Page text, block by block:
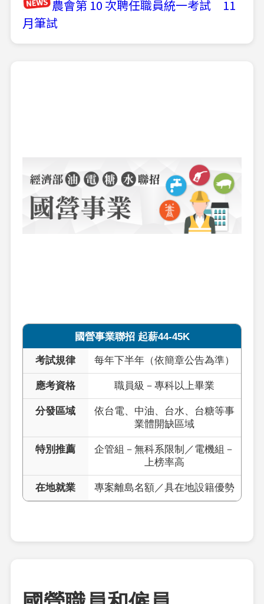
農會第 10 次聘任職員統一考試 11
月筆試
國營事業聯招 起薪44-45K
考試規律 每年下半年（依簡章公告為準）
應考資格 職員級－專科以上畢業
分發區域
依台電、中油、台水、台糖等事
業體開缺區域
特別推薦
企管組－無科系限制／電機組－
上榜率高
在地就業 專案離島名額／具在地設籍優勢